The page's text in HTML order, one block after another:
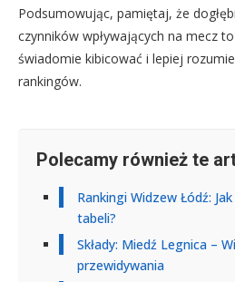
Podsumowując, pamiętaj, że
czynników wpływających na mecz
świadomie kibicować i lepiej
rankingów.
Polecamy również te
Rankingi Widzew Łódź:
tabeli?
Składy: Miedź Legnica –
przewidywania